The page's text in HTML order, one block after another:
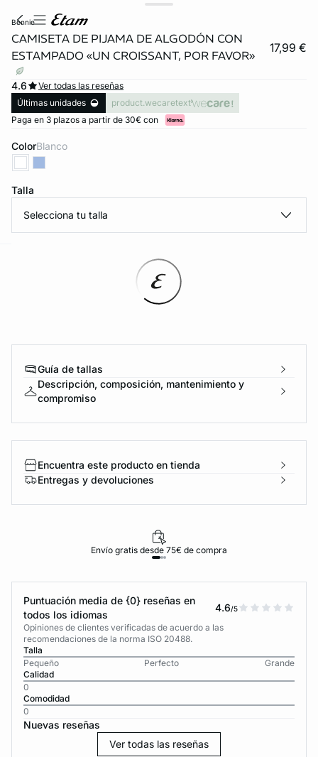
bennie
CAMISETA DE PIJAMA DE ALGODÓN CON
ESTAMPADO «UN CROISSANT, POR FAVOR»
17,99 €
4.6
Ver todas las reseñas
Últimas unidades
product.wecaretext
Paga en 3 plazos a partir de 30€ con
Color blanco
Talla
Selecciona tu talla
Guía de tallas
Descripción, composición, mantenimiento y
compromiso
Encuentra este producto en tienda
Entregas y devoluciones
Envío gratis desde 75€ de compra
Puntuación media de {0} reseñas en
todos los idiomas
4.6/5
Opiniones de clientes verificadas de acuerdo a las
recomendaciones de la norma ISO 20488.
Talla
Pequeño
Perfecto
Grande
Calidad
0
Comodidad
0
Nuevas reseñas
Ver todas las reseñas